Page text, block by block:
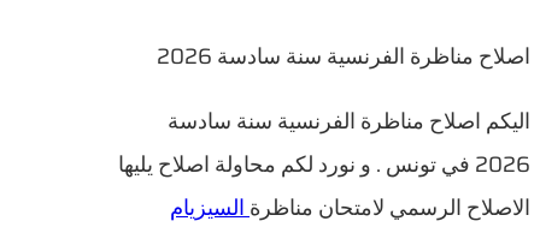
اصلاح مناظرة الفرنسية سنة سادسة 2026
اليكم اصلاح مناظرة الفرنسية سنة سادسة
2026 في تونس . و نورد لكم محاولة اصلاح يليها
الاصلاح الرسمي لامتحان مناظرةالسيزيام